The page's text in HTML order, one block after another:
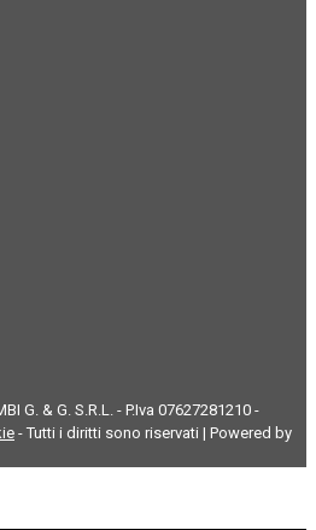
G. & G. S.R.L. - P.Iva 07627281210 -
- Tutti i diritti sono riservati | Powered by